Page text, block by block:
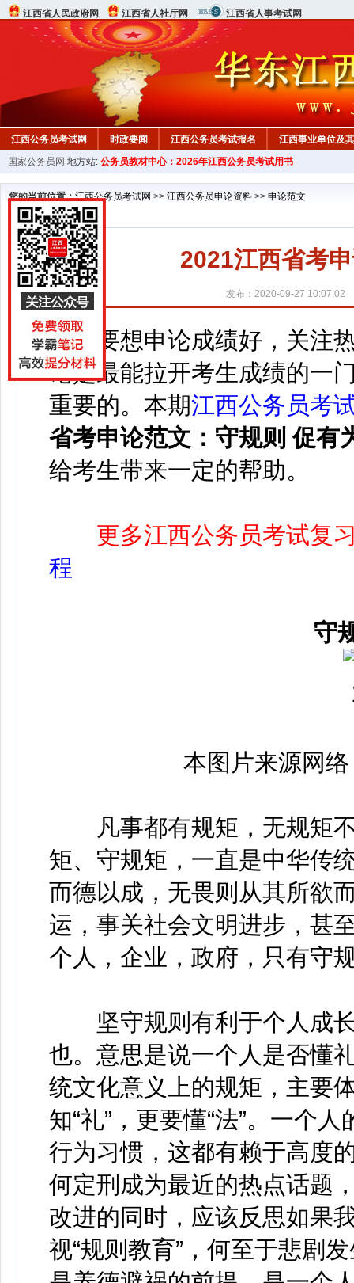
江西省人民政府网 江西省人社厅网 江西省人事考试网
江西公务员考试网 时政要闻 江西公务员考试报名 江西事业单位及
行测真题 在线咨询 教材中心
国家公务员网 地方站: 公务员教材中心：2026年江西公务员考试用书
您的当前位置：江西公务员考试网 >> 江西公务员申论资料 >> 申论范文
2021江西省考
发布：2020-09-27 10:07:02
要想申论成绩好，关注热
论是最能拉开考生成绩的一
重要的。本期江西公务员考
省考申论范文： 守规则 促有
给考生带来一定的帮助。
更多江西公务员考试复
程
守
本图片来源网
凡事都有规矩，无规矩不
矩、守规矩，一直是中华传
而德以成，无畏则从其所欲
运，事关社会文明进步，甚
个人，企业，政府，只有守
坚守规则有利于个人成长
也。意思是说一个人是否懂
统文化意义上的规矩，主要
知“礼”，更要懂“法”。一个
行为习惯，这都有赖于高度
何定刑成为最近的热点话题
改进的同时，应该反思如果
视“规则教育”，何至于悲剧